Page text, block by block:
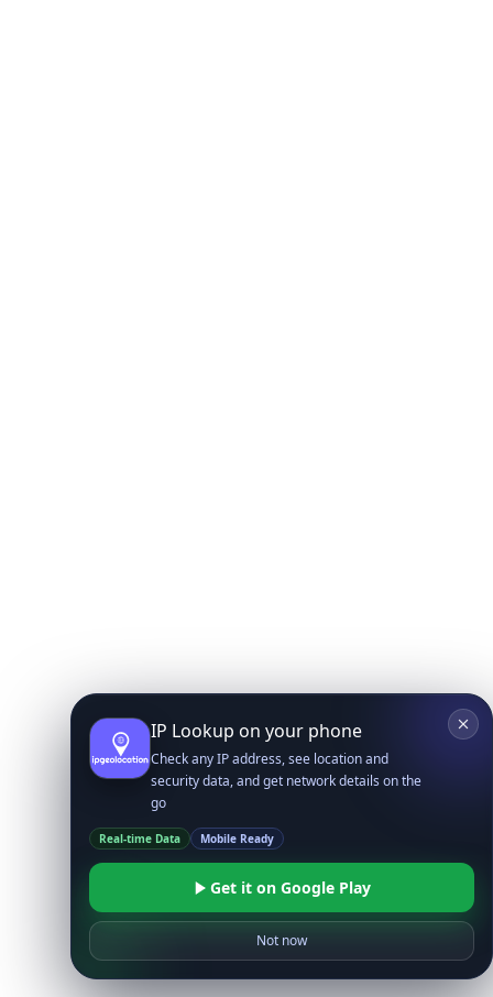
IP Lookup on your phone
Check any IP address, see location and
security data, and get network details on the
go
Real-time Data Mobile Ready
Get it on Google Play
Not now